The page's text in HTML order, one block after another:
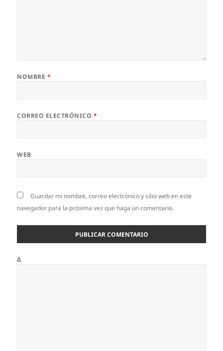
NOMBRE *
CORREO ELECTRÓNICO *
WEB
Guardar mi nombre, correo electrónico y sitio web en este
navegador para la próxima vez que haga un comentario.
Δ